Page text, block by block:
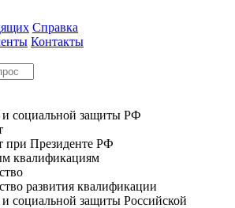
Справка
Контакты
и социальной защиты РФ
при Президенте РФ
квалификациям
развития квалификации
социальной защиты Российской